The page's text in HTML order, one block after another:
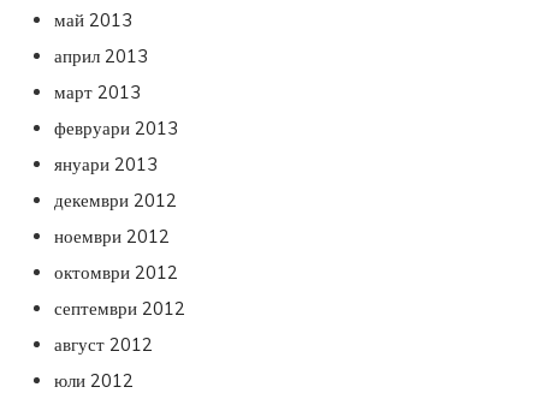
май 2013
април 2013
март 2013
февруари 2013
януари 2013
декември 2012
ноември 2012
октомври 2012
септември 2012
август 2012
юли 2012